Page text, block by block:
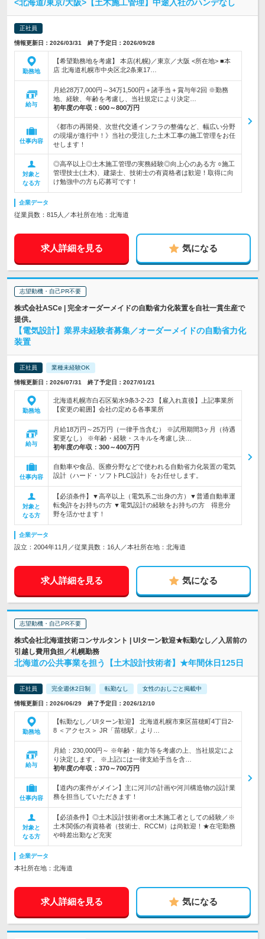
<北海道/東京/大阪>【土木施工管理】中途入社のハンデなし
正社員
情報更新日：2026/03/31 終了予定日：2026/09/28
勤務地
【希望勤務地を考慮】 本店(札幌)／東京／大阪 <所在地> ■本
店 北海道札幌市中央区北2条東17…
給与
月給28万7,000円～34万1,500円＋諸手当＋賞与年2回 ※勤務
地、経験、年齢を考慮し、当社規定により決定…
初年度の年収： 600～800万円
仕事内容
《都市の再開発、次世代交通インフラの整備など、幅広い分野
の現場が進行中！》当社の受注した土木工事の施工管理をお任
せします！
対象と
なる方
◎高卒以上◎土木施工管理の実務経験◎向上心のある方 ○施工
管理技士(土木)、建築士、技術士の有資格者は歓迎！取得に向
け勉強中の方も応募可です！
企業データ
従業員数：815人／本社所在地：北海道
求人詳細を見る 気になる
志望動機・自己PR不要
株式会社ASCe | 完全オーダーメイドの自動省力化装置を自社一貫生産で
提供。
【電気設計】業界未経験者募集／オーダーメイドの自動省力化
装置
正社員 業種未経験OK
情報更新日：2026/07/31 終了予定日：2027/01/21
勤務地
北海道札幌市白石区菊水9条3-2-23 【雇入れ直後】上記事業所
【変更の範囲】会社の定める各事業所
給与
月給18万円～25万円（一律手当含む） ※試用期間3ヶ月（待遇
変更なし） ※年齢・経験・スキルを考慮し決…
初年度の年収： 300～400万円
仕事内容
自動車や食品、医療分野などで使われる自動省力化装置の電気
設計（ハード・ソフトPLC設計）をお任せします。
対象と
なる方
【必須条件】▼高卒以上（電気系ご出身の方）▼普通自動車運
転免許をお持ちの方 ▼電気設計の経験をお持ちの方 得意分
野を活かせます！
企業データ
設立：2004年11月／従業員数：16人／本社所在地：北海道
求人詳細を見る 気になる
志望動機・自己PR不要
株式会社北海道技術コンサルタント | UIターン歓迎★転勤なし／入居前の
引越し費用負担／札幌勤務
北海道の公共事業を担う【土木設計技術者】★年間休日125日
正社員 完全週休2日制 転勤なし 女性のおしごと掲載中
情報更新日：2026/06/29 終了予定日：2026/12/10
勤務地
【転勤なし／UIターン歓迎】 北海道札幌市東区苗穂町4丁目2-
8 ＜アクセス＞ JR「苗穂駅」より…
給与
月給：230,000円～ ※年齢・能力等を考慮の上、当社規定によ
り決定します。 ※上記には一律支給手当を含…
初年度の年収： 370～700万円
仕事内容
【道内の案件がメイン】主に河川の計画や河川構造物の設計業
務を担当していただきます！
対象と
なる方
【必須条件】◎土木設計技術者or土木施工者としての経験／※
土木関係の有資格者（技術士、RCCM）は尚歓迎！★在宅勤務
や時差出勤など充実
企業データ
本社所在地：北海道
求人詳細を見る 気になる